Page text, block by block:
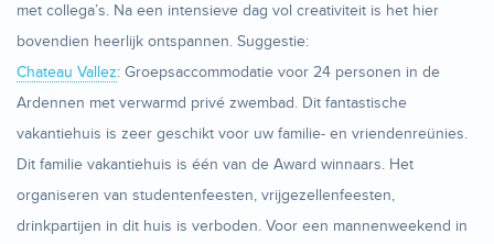
met collega’s. Na een intensieve dag vol creativiteit is het hier
bovendien heerlijk ontspannen. Suggestie:
Chateau Vallez: Groepsaccommodatie voor 24 personen in de
Ardennen met verwarmd privé zwembad. Dit fantastische
vakantiehuis is zeer geschikt voor uw familie- en vriendenreünies.
Dit familie vakantiehuis is één van de Award winnaars. Het
organiseren van studentenfeesten, vrijgezellenfeesten,
drinkpartijen in dit huis is verboden. Voor een mannenweekend in